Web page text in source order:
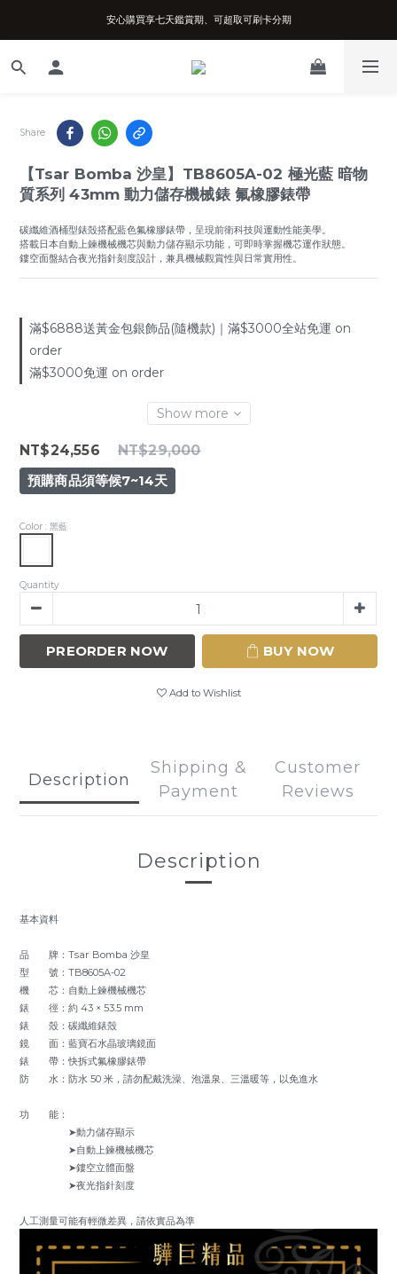
台南實體店面、兩年機芯保固、開立發票
安心購買享七天鑑賞期、可超取可刷卡分期
台南實體店面、兩年機芯保固、開立發票
Share
【Tsar Bomba 沙皇】TB8605A-02 極光藍 暗物
質系列 43mm 動力儲存機械錶 氟橡膠錶帶
碳纖維酒桶型錶殼搭配藍色氟橡膠錶帶，呈現前衛科技與運動性能美學。
搭載日本自動上鍊機械機芯與動力儲存顯示功能，可即時掌握機芯運作狀態。
鏤空面盤結合夜光指針刻度設計，兼具機械觀賞性與日常實用性。
滿$6888送黃金包銀飾品(隨機款)｜滿$3000全站免運 on
order
滿$3000免運 on order
Show more
NT$24,556
NT$29,000
預購商品須等候7~14天
Color : 黑藍
Quantity
PREORDER NOW BUY NOW
Add to Wishlist
Description
Shipping &
Payment
Customer
Reviews
Description
基本資料
品 牌：Tsar Bomba 沙皇
型 號：TB8605A-02
機 芯：自動上鍊機械機芯
錶 徑：約 43 × 53.5 mm
錶 殼：碳纖維錶殼
鏡 面：藍寶石水晶玻璃鏡面
錶 帶：快拆式氟橡膠錶帶
防 水：防水 50 米，請勿配戴洗澡、泡溫泉、三溫暖等，以免進水
功 能：
➤動力儲存顯示
➤自動上鍊機械機芯
➤鏤空立體面盤
➤夜光指針刻度
人工測量可能有輕微差異，請依實品為準